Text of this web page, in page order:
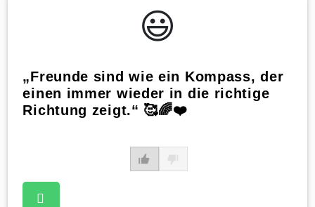
😃️
„Freunde sind wie ein Kompass, der
einen immer wieder in die richtige
Richtung zeigt.“ 🥰🌈❤️